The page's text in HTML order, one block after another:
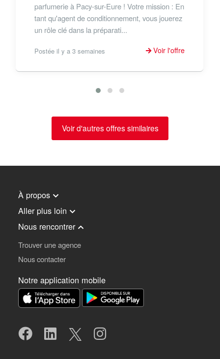
parfumerie à Pacy-sur-Eure ! Votre mission : En
tant qu'agent de conditionnement, vous jouerez
un rôle clé dans la préparati...
Postée il y a 3 semaines Voir l'offre
Voir d'autres offres similaires
À propos
Aller plus loin
Nous rencontrer
Trouver une agence
Nous contacter
Notre application mobile